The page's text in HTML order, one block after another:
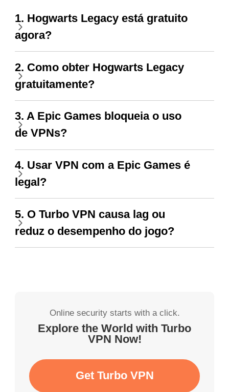
1. Hogwarts Legacy está gratuito
agora?
2. Como obter Hogwarts Legacy
gratuitamente?
3. A Epic Games bloqueia o uso
de VPNs?
4. Usar VPN com a Epic Games é
legal?
5. O Turbo VPN causa lag ou
reduz o desempenho do jogo?
Online security starts with a click.
Explore the World with Turbo
VPN Now!
Get Turbo VPN